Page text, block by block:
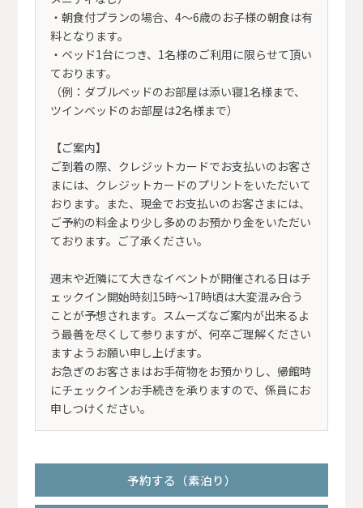
・朝食付プランの場合、4～6歳のお子様の朝食は有
料となります。
・ベッド1台につき、1名様のご利用に限らせて頂い
ております。
（例：ダブルベッドのお部屋は添い寝1名様まで、
ツインベッドのお部屋は2名様まで）
【ご案内】
ご到着の際、クレジットカードでお支払いのお客さ
まには、クレジットカードのプリントをいただいて
おります。また、現金でお支払いのお客さまには、
ご予約の料金より少し多めのお預かり金をいただい
ております。ご了承ください。
週末や近隣にて大きなイベントが開催される日はチ
ェックイン開始時刻15時〜17時頃は大変混み合う
ことが予想されます。スムーズなご案内が出来るよ
う最善を尽くして参りますが、何卒ご理解ください
ますようお願い申し上げます。
お急ぎのお客さまはお手荷物をお預かりし、帰館時
にチェックインお手続きを承りますので、係員にお
申しつけください。
予約する（素泊り）